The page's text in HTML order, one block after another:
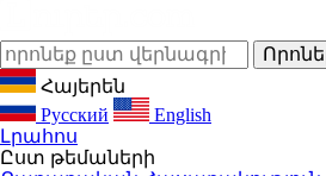
Հայերեն
Русский
English
Լրահոս
Ըստ թեմաների